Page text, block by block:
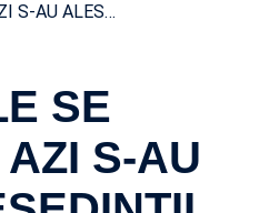
S-AU ALES…
SE
S-AU